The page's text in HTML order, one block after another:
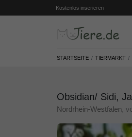
Kostenlos inserieren
STARTSEITE TIERMARKT
Obsidian/ Sidi,
Nordrhein-Westfalen,